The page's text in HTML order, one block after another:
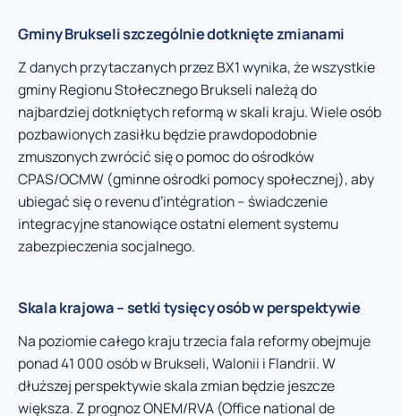
Gminy Brukseli szczególnie dotknięte zmianami
Z danych przytaczanych przez BX1 wynika, że wszystkie
gminy Regionu Stołecznego Brukseli należą do
najbardziej dotkniętych reformą w skali kraju. Wiele osób
pozbawionych zasiłku będzie prawdopodobnie
zmuszonych zwrócić się o pomoc do ośrodków
CPAS/OCMW (gminne ośrodki pomocy społecznej), aby
ubiegać się o revenu d’intégration – świadczenie
integracyjne stanowiące ostatni element systemu
zabezpieczenia socjalnego.
Skala krajowa – setki tysięcy osób w perspektywie
Na poziomie całego kraju trzecia fala reformy obejmuje
ponad 41 000 osób w Brukseli, Walonii i Flandrii. W
dłuższej perspektywie skala zmian będzie jeszcze
większa. Z prognoz ONEM/RVA (Office national de